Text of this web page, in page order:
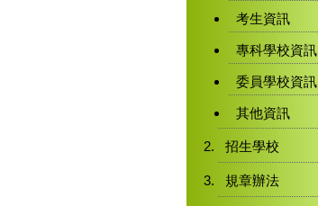
考生資訊
專科學校資訊
委員學校資訊
其他資訊
招生學校
規章辦法